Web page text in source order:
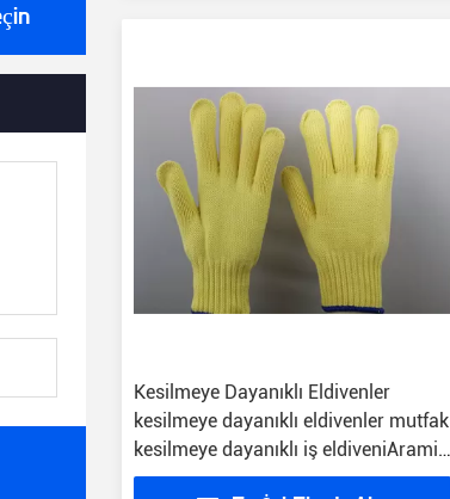
Kesilmeye Dayanıklı Eldivenler
kesilmeye dayanıklı eldivenler mutfak
kesilmeye dayanıklı iş eldiveniAramid
Örme LOGO Baskılı OEM Kabul